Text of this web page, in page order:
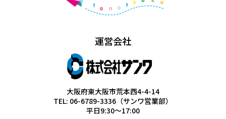
運営会社
大阪府東大阪市荒本西4-4-14
TEL: 06-6789-3336（サンワ営業部）
平日9:30～17:00